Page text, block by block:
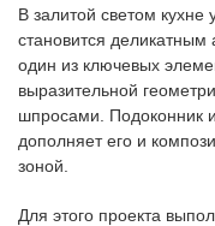
В залитой светом кухне
становится
один из ключевых
выразительной
шпросами. Подоконник
дополняет его и
зоной.
Для этого проекта